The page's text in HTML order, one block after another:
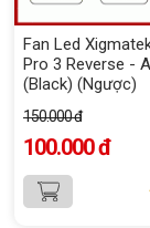
Fan Led
Pro 3 Reverse -
(Black) (Ngược)
150.000 đ
100.000 đ